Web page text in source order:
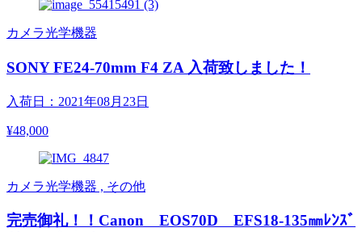
カメラ光学機器
SONY FE24-70mm F4 ZA 入荷致しました！
入荷日：2021年08月23日
¥48,000
カメラ光学機器 , その他
完売御礼！！Canon EOS70D EFS18-135㎜ﾚﾝｽﾞ